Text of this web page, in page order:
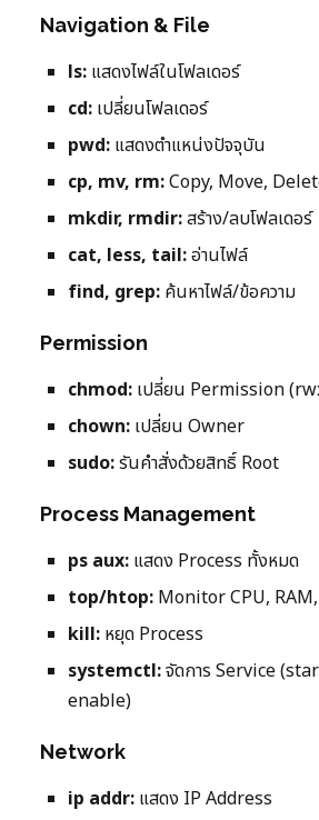
Navigation & File
ls: แสดงไฟล์ในโฟลเดอร์
cd: เปลี่ยนโฟลเดอร์
pwd: แสดงตำแหน่งปัจจุบัน
cp, mv, rm:Copy, Move,
mkdir, rmdir:สร้าง/ลบโฟลเดอร์
cat, less, tail:อ่านไฟล์
find, grep: ค้นหาไฟล์/ข้อความ
Permission
chmod: เปลี่ยน Permission
chown: เปลี่ยน Owner
sudo:รันคำสั่งด้วยสิทธิ์ Root
Process Management
ps aux: แสดง Process ทั้งหมด
top/htop: Monitor CPU,
kill: หยุด Process
systemctl:จัดการ Service
enable)
Network
ip addr: แสดง IP Address